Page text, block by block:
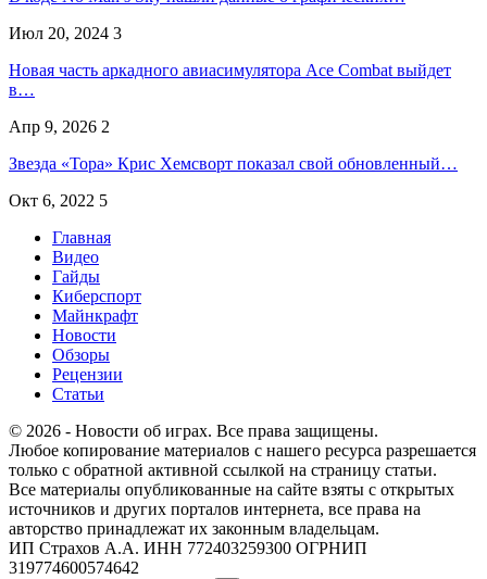
Июл 20, 2024 3
Новая часть аркадного авиасимулятора Ace Combat выйдет
в…
Апр 9, 2026 2
Звезда «Тора» Крис Хемсворт показал свой обновленный…
Окт 6, 2022 5
Главная
Видео
Гайды
Киберспорт
Майнкрафт
Новости
Обзоры
Рецензии
Статьи
© 2026 - Новости об играх. Все права защищены.
Любое копирование материалов с нашего ресурса разрешается
только с обратной активной ссылкой на страницу статьи.
Все материалы опубликованные на сайте взяты с открытых
источников и других порталов интернета, все права на
авторство принадлежат их законным владельцам.
ИП Страхов А.А. ИНН 772403259300 ОГРНИП
319774600574642